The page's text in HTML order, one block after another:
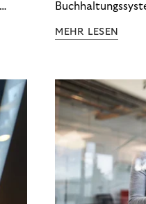
im D2C-Bereich.
MEHR LESEN